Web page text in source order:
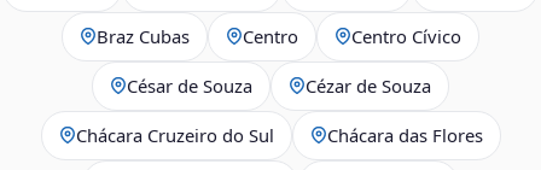
Braz Cubas Centro Centro Cívico
César de Souza Cézar de Souza
Chácara Cruzeiro do Sul Chácara das Flores